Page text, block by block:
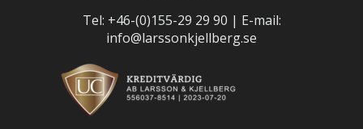
Tel: +46-(0)155-29 29 90 | E-mail:
info@larssonkjellberg.se